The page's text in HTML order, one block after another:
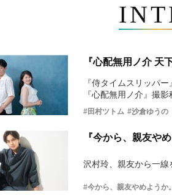
『心配無用ノ介 天
『侍タイムスリッパ
『心配無用ノ介』撮影
#田村ツトム #沙倉ゆうの
『今から、親友や
沢村玲、親友から一
#今から、親友やめようか